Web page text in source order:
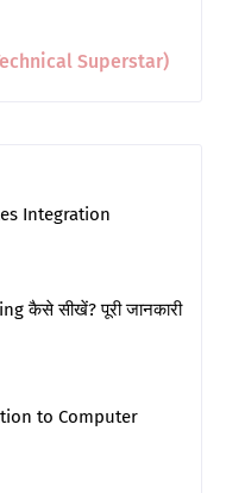
Superstar)
Integration
कैसे सीखें? पूरी जानकारी
to Computer